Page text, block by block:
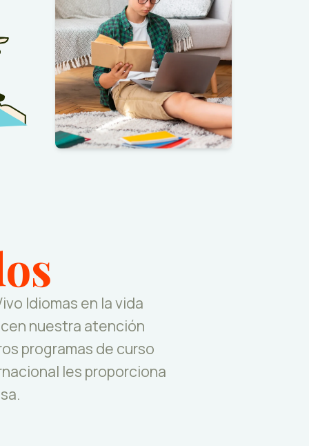
Idiomas en la vida
nuestra atención
programas de curso
les proporciona